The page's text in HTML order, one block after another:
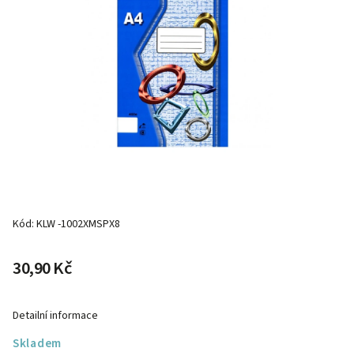
Kód: KLW -1002XMSPX8
30,90 Kč
Skladem
Detailní informace